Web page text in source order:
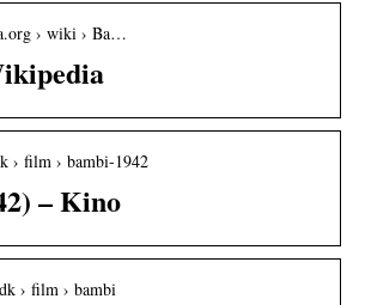
› wiki › Ba…
› film › bambi-1942
– Kino
› film › bambi